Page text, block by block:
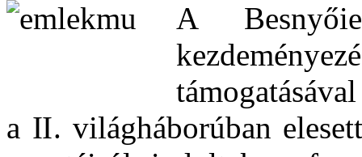
A
a II. világháborúban